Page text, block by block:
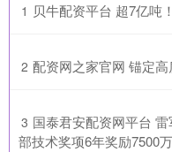
1 贝牛配资平台 超7亿吨
2 配资网之家官网 锚定
3 国泰君安配资网平台
部技术奖项6年奖励7500万